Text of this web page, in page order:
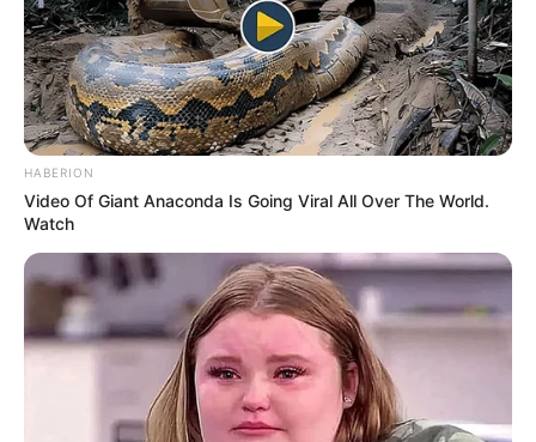
Tags: Aljazair, Su-57E, Sukhoi Su-57
RELATED POSTS
“EUROFIGHTER TYPHOON TERUS TERBANG
1 Comment|Jun 1, 2024
DI TENGAH KETEGANGAN DENGAN TAIWAN, CINA
LUNCURKAN UNIT KETIGA LHD TYPE 075
9 Comments|Jan 30, 2021
HARBIN BZK-005: DRONE PENGINTAI ANDALAN MILITER
CINA DI LAUT CINA SELATAN
HABERION
Video Of Giant Anaconda Is Going Viral All Over The World.
Watch